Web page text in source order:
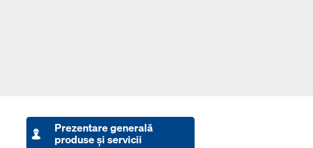
Prezentare generală
produse şi servicii